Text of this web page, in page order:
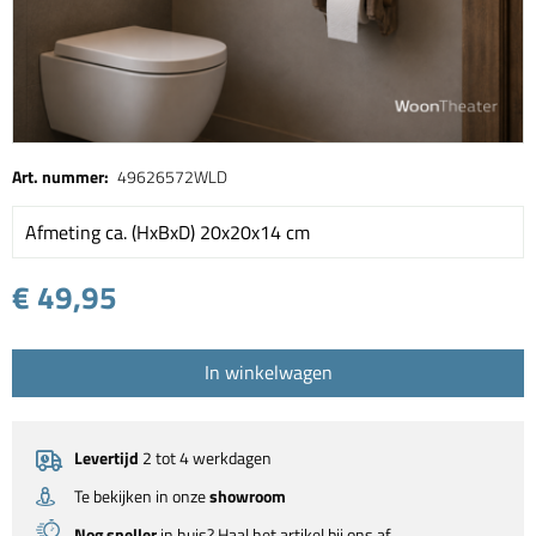
Art. nummer: 49626572WLD
Afmeting ca. (HxBxD) 20x20x14 cm
€ 49,95
In winkelwagen
Levertijd 2 tot 4 werkdagen
Te bekijken in onzeshowroom